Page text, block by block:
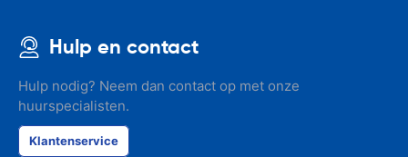
Hulp en contact
Hulp nodig? Neem dan contact op met onze
huurspecialisten.
Klantenservice